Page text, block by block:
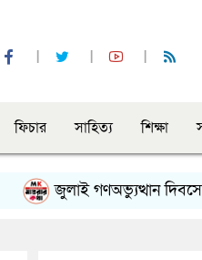
ফিচার সাহিত্য শিক্ষা
জুলাই গণঅভ্যুত্থান দিবসের